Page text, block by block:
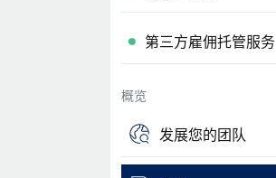
第三方雇佣托管服务
概览
发展您的团队